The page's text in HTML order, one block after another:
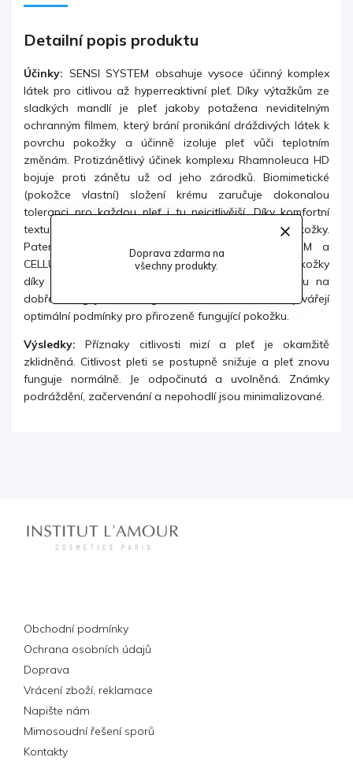
Doprava zdarma na
všechny produkty.
Detailní popis produktu
Účinky: SENSI SYSTEM obsahuje vysoce účinný komplex
látek pro citlivou až hyperreaktivní pleť. Díky výtažkům ze
sladkých mandlí je pleť jakoby potažena neviditelným
ochranným filmem, který brání pronikání dráždivých látek k
povrchu pokožky a účinně
izoluje pleť vůči teplotním
změnám. Protizánětlivý účinek komplexu Rhamnoleuca HD
bojuje proti zánětu už od jeho zárodků. Biomimetické
(pokožce vlastní) složení krému zaručuje dokonalou
toleranci pro každou pleť i tu nejcitlivější. Díky komfortní
textuře obzvlášť dobře sedí sušším typům pokožky.
Patentované technologie TIME CONTROL SYSTEM a
CELLULAR WATER PATENT plně kontroluje mládí pokožky
díky účinnému boji proti volným radikálům a podílu na
dobře fungujícím energetickém metabolismu.
Vytvářejí
optimální podmínky pro přirozeně fungující pokožku.
Výsledky:Příznaky citlivosti mizí a pleť je okamžitě
zklidněná. Citlivost pleti se postupně snižuje a pleť znovu
funguje normálně. Je odpočinutá a uvolněná. Známky
podráždění, začervenání a nepohodlí jsou minimalizované.
Obchodní podmínky
Ochrana osobních údajů
Doprava
Vrácení zboží, reklamace
Napište nám
Mimosoudní řešení sporů
Kontakty